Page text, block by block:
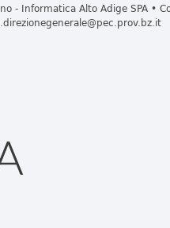
- Informatica Alto Adige SPA •